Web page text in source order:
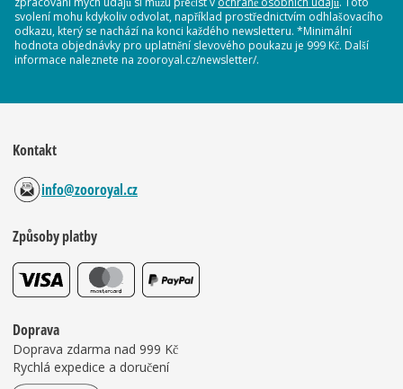
svolení mohu kdykoliv odvolat, například prostřednictvím odhlašovacího
odkazu, který se nachází na konci každého newsletteru. *Minimální
hodnota objednávky pro uplatnění slevového poukazu je 999 Kč. Další
informace naleznete na zooroyal.cz/newsletter/.
Kontakt
info@zooroyal.cz
Způsoby platby
Doprava
Doprava zdarma nad 999 Kč
Rychlá expedice a doručení